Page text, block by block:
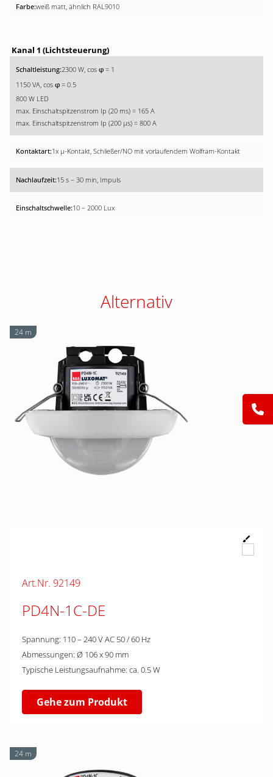
weiß matt, ähnlich RAL9010
Kanal 1 (Lichtsteuerung)
2300 W, cos φ = 1
1150 VA, cos φ = 0.5
800 W LED
max. Einschaltspitzenstrom Ip (20 ms) = 165 A
max. Einschaltspitzenstrom Ip (200 µs) = 800 A
1x µ-Kontakt, Schließer/NO mit vorlaufendem Wolfram-Kontakt
15 s – 30 min, Impuls
10 – 2000 Lux
Alternativ
24 m
Art.Nr. 92149
PD4N-1C-DE
Spannung: 110 – 240 V AC 50 / 60 Hz
Abmessungen: Ø 106 x 90 mm
Typische Leistungsaufnahme: ca. 0.5 W
Gehe zum Produkt
24 m